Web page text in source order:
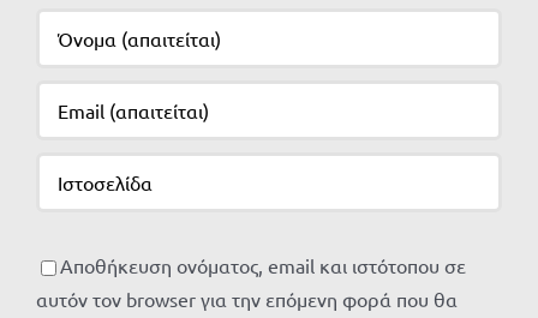
Αποθήκευση ονόματος, email και ιστότοπου σε
αυτόν τον browser για την επόμενη φορά που θα